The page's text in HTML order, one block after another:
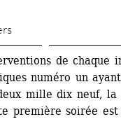
de chaque
numéro un
mille dix neuf, la
première soirée est